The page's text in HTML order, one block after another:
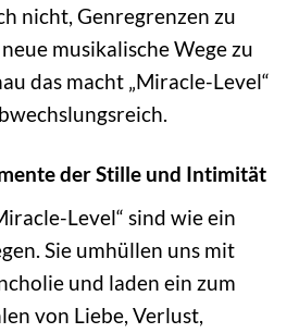
nicht, Genregrenzen zu
musikalische Wege zu
das macht „Miracle-Level“
der Stille und Intimität
Level“ sind wie ein
Sie umhüllen uns mit
und laden ein zum
von Liebe, Verlust,